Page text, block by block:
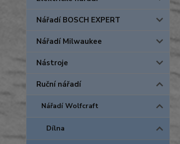
Nářadí BOSCH EXPERT
Nářadí Milwaukee
Nástroje
Ruční nářadí
Nářadí Wolfcraft
Dílna